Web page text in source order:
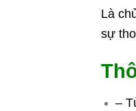
Là
sự
–